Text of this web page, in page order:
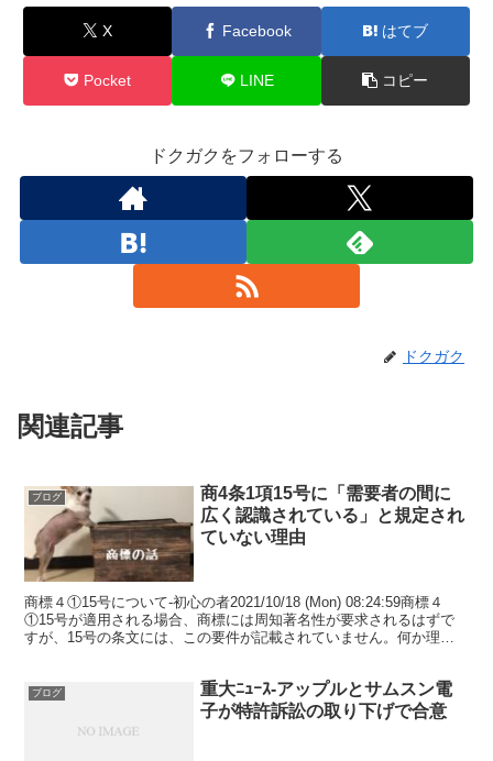
X Facebook はてブ
Pocket LINE コピー
ドクガクをフォローする
ドクガク
関連記事
ブログ
商4条1項15号に「需要者の間に
広く認識されている」と規定され
ていない理由
商標４①15号について-初心の者2021/10/18 (Mon) 08:24:59商標４
①15号が適用される場合、商標には周知著名性が要求されるはずで
すが、15号の条文には、この要件が記載されていません。何か理由
ブログ
重大ﾆｭｰｽ-アップルとサムスン電
子が特許訴訟の取り下げで合意